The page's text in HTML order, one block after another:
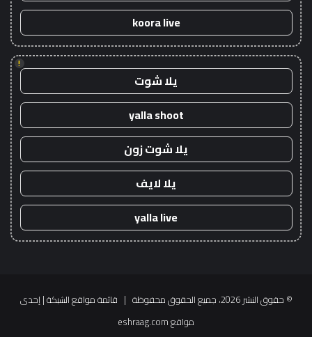
koora live
!
يلا شوت
yalla shoot
يلا شوت زون
يلا لايف
yalla live
© حقوق النشر 2026، جميع الحقوق محفوظة | قائمة مواقع الشبكة| إحدى
مواقعeshraag.com